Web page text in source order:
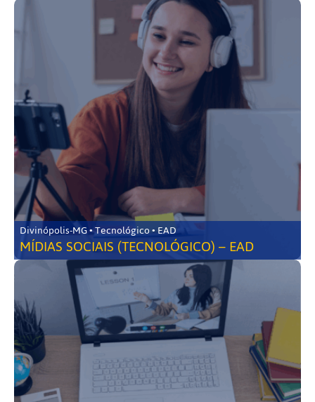
Divinópolis-MG • Tecnológico • EAD
MÍDIAS SOCIAIS (TECNOLÓGICO) – EAD